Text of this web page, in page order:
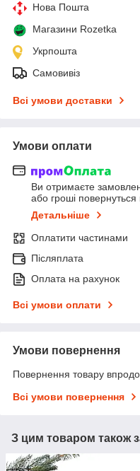
Нова Пошта
Магазини Rozetka
Укрпошта
Самовивіз
Всі умови доставки
Умови оплати
Ви отримаєте
або гроші
Детальніше
Оплатити частинами
Післяплата
Оплата на рахунок
Всі умови оплати
Умови повернення
Повернення товару
Всі умови повернення
З цим товаром також